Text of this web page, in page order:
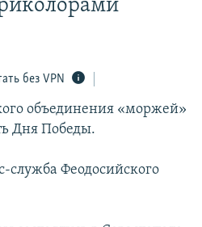
ИСТОРИЙ СОПРОТИВЛЕНИЯ
без VPN
объединения «моржей»
Дня Победы.
служба Феодосийского